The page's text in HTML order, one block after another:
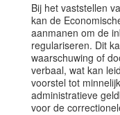
Bij het vaststellen
kan de
aanmanen om de
regulariseren. Dit
waarschuwing of
verbaal, wat kan
voorstel tot
administratieve
voor de